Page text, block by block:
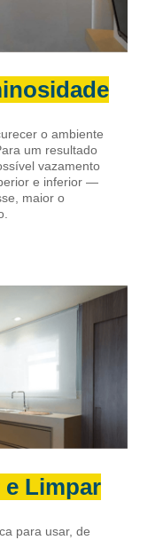
o ambiente
um resultado
vazamento
e inferior —
maior o
Limpar
para usar, de